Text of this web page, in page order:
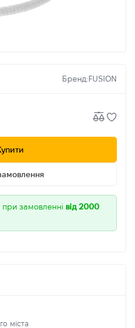
Бренд:FUSION
замовленні від 2000
міста